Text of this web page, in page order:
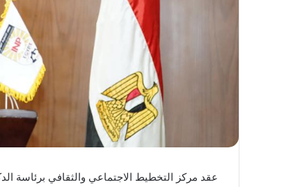
عقد مركز التخطيط الاجتماعي والثقافي برئاسة